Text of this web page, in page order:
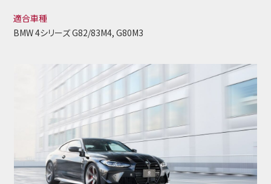
適合車種
BMW 4シリーズ G82/83M4, G80M3